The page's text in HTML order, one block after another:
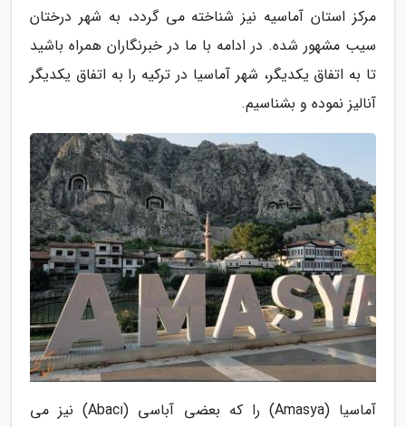
مرکز استان آماسیه نیز شناخته می گردد، به شهر درختان
سیب مشهور شده. در ادامه با ما در خبرنگاران همراه باشید
تا به اتفاق یکدیگر، شهر آماسیا در ترکیه را به اتفاق یکدیگر
آنالیز نموده و بشناسیم.
آماسیا (Amasya) را که بعضی آباسی (Abacı) نیز می